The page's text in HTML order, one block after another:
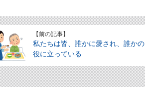
【前の記事】
私たちは皆、誰かに愛され、誰かの
役に立っている